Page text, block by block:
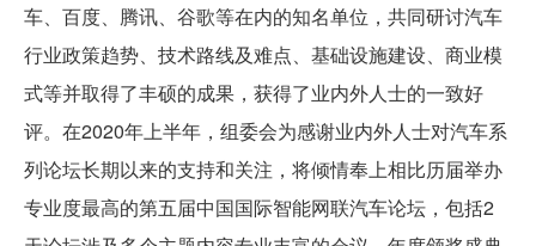
车、百度、腾讯、谷歌等在内的知名单位，共同研讨汽车
行业政策趋势、技术路线及难点、基础设施建设、商业模
式等并取得了丰硕的成果，获得了业内外人士的一致好
评。在2020年上半年，组委会为感谢业内外人士对汽车系
列论坛长期以来的支持和关注，将倾情奉上相比历届举办
专业度最高的第五届中国国际智能网联汽车论坛，包括2